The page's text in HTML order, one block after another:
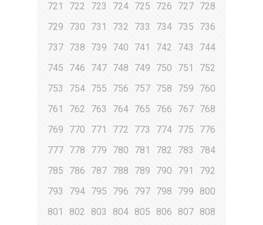
721
722 723 724 725 726 727 728
729
730 731 732 733 734 735
736
737 738 739 740 741 742 743
744
745
746 747 748 749 750 751
752
753
754 755 756 757 758 759
760
761
762 763 764 765 766 767 768
769
770 771 772 773 774 775
776
777 778 779 780 781 782 783
784
785
786 787 788 789 790 791
792
793
794 795 796 797 798 799
800
801
802 803 804 805 806 807 808